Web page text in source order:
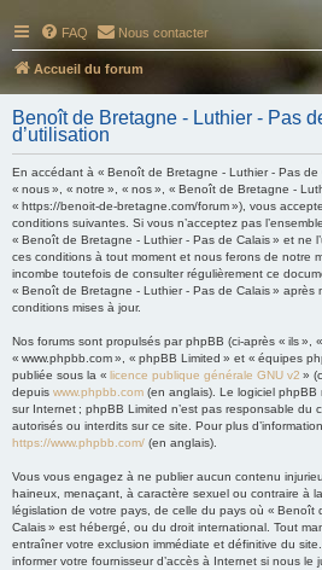
FAQ Nous contacter
Accueil du forum
Benoît de Bretagne - Luthier - Pas
d’utilisation
En accédant à « Benoît de Bretagne - Luthier - Pas de
« nous », « notre », « nos », « Benoît de Bretagne -
« https://benoit-de-bretagne.com/forum »), vous
conditions suivantes. Si vous n’acceptez pas
« Benoît de Bretagne - Luthier - Pas de Calais » et ne
ces conditions à tout moment et nous ferons de notre
incombe toutefois de consulter régulièrement ce
« Benoît de Bretagne - Luthier - Pas de Calais » après
conditions mises à jour.
Nos forums sont propulsés par phpBB (ci-après « ils »,
« www.phpbb.com », « phpBB Limited » et « équipes
publiée sous la « licence publique générale GNU v2 »
depuis www.phpbb.com (en anglais). Le logiciel
sur Internet ; phpBB Limited n’est pas responsable du
autorisés ou interdits sur ce site. Pour plus
https://www.phpbb.com/ (en anglais).
Vous vous engagez à ne publier aucun contenu
haineux, menaçant, à caractère sexuel ou contraire à
législation de votre pays, de celle du pays où « Benoît
Calais » est hébergé, ou du droit international. Tout
entraîner votre exclusion immédiate et définitive du
informer votre fournisseur d’accès à Internet si nous le